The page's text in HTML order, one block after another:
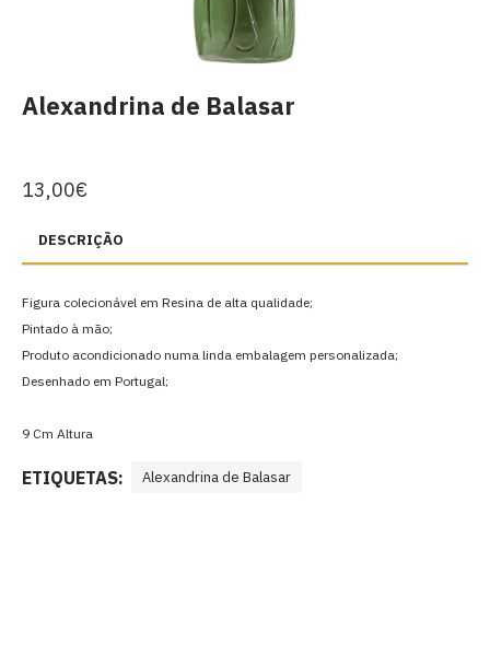
Alexandrina de Balasar
13,00€
DESCRIÇÃO
Figura colecionável em Resina de alta qualidade;
Pintado à mão;
Produto acondicionado numa linda embalagem personalizada;
Desenhado em Portugal;
9 Cm Altura
ETIQUETAS: Alexandrina de Balasar